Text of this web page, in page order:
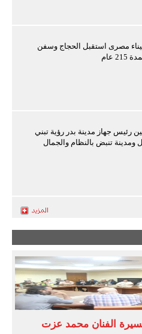
مصرى استقبل الحجاج وسفن
عام
رئيس جهاز مدينة بدر رؤية تبني
ومدينة تنبض بالنظام والجمال
الفنان محمد عزت